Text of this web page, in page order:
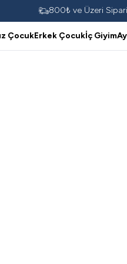
800₺ ve Üzeri
ÇocukErkek Çocukİç Giyim